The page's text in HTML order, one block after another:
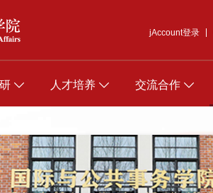
jAccount登录
人才培养 交流合作